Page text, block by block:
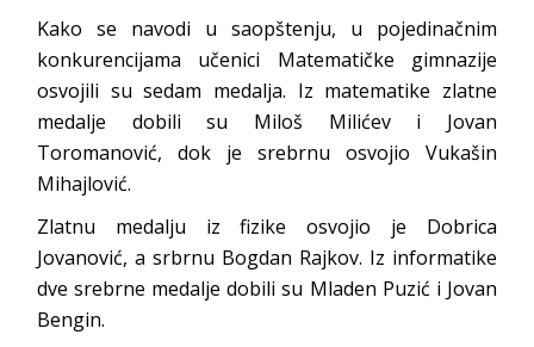
Kako se navodi u saopštenju, u pojedinačnim
konkurencijama učenici Matematičke gimnazije
osvojili su sedam medalja. Iz matematike zlatne
medalje dobili su Miloš Milićev i Jovan
Toromanović, dok je srebrnu osvojio Vukašin
Mihajlović.
Zlatnu medalju iz fizike osvojio je Dobrica
Jovanović, a srbrnu Bogdan Rajkov. Iz informatike
dve srebrne medalje dobili su Mladen Puzić i Jovan
Bengin.